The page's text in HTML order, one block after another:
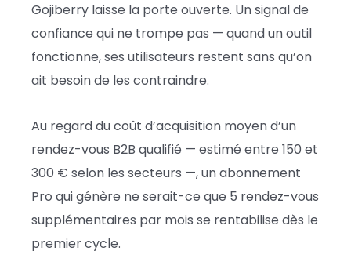
Gojiberry laisse la porte ouverte. Un signal de
confiance qui ne trompe pas — quand un outil
fonctionne, ses utilisateurs restent sans qu’on
ait besoin de les contraindre.
Au regard du coût d’acquisition moyen d’un
rendez-vous B2B qualifié — estimé entre 150 et
300 € selon les secteurs —, un abonnement
Pro qui génère ne serait-ce que 5 rendez-vous
supplémentaires par mois se rentabilise dès le
premier cycle.